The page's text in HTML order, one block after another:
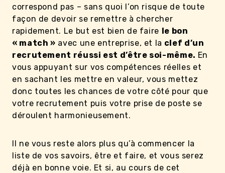
correspond pas – sans quoi l’on risque de toute
façon de devoir se remettre à chercher
rapidement. Le but est bien de faire le bon
« match » avec une entreprise, et la clef d’un
recrutement réussi est d’être soi-même. En
vous appuyant sur vos compétences réelles et
en sachant les mettre en valeur, vous mettez
donc toutes les chances de votre côté pour que
votre recrutement puis votre prise de poste se
déroulent harmonieusement.
Il ne vous reste alors plus qu’à commencer la
liste de vos savoirs, être et faire, et vous serez
déjà en bonne voie. Et si, au cours de cet